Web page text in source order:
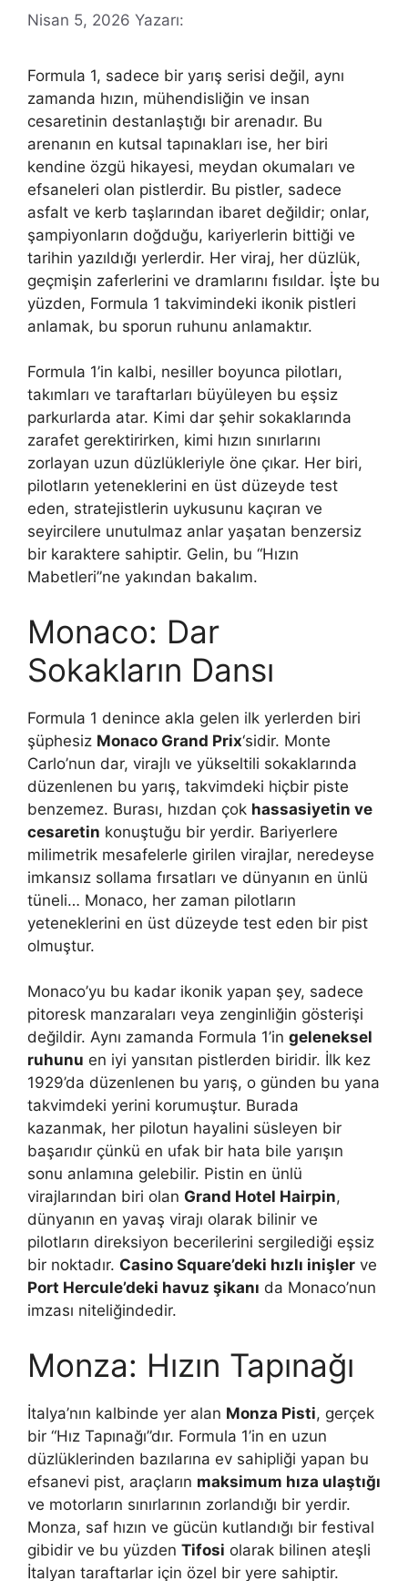
Nisan 5, 2026 Yazarı:
Formula 1, sadece bir yarış serisi değil, aynı
zamanda hızın, mühendisliğin ve insan
cesaretinin destanlaştığı bir arenadır. Bu
arenanın en kutsal tapınakları ise, her biri
kendine özgü hikayesi, meydan okumaları ve
efsaneleri olan pistlerdir. Bu pistler, sadece
asfalt ve kerb taşlarından ibaret değildir; onlar,
şampiyonların doğduğu, kariyerlerin bittiği ve
tarihin yazıldığı yerlerdir. Her viraj, her düzlük,
geçmişin zaferlerini ve dramlarını fısıldar. İşte bu
yüzden, Formula 1 takvimindeki ikonik pistleri
anlamak, bu sporun ruhunu anlamaktır.
Formula 1’in kalbi, nesiller boyunca pilotları,
takımları ve taraftarları büyüleyen bu eşsiz
parkurlarda atar. Kimi dar şehir sokaklarında
zarafet gerektirirken, kimi hızın sınırlarını
zorlayan uzun düzlükleriyle öne çıkar. Her biri,
pilotların yeteneklerini en üst düzeyde test
eden, stratejistlerin uykusunu kaçıran ve
seyircilere unutulmaz anlar yaşatan benzersiz
bir karaktere sahiptir. Gelin, bu “Hızın
Mabetleri”ne yakından bakalım.
Monaco: Dar
Sokakların Dansı
Formula 1 denince akla gelen ilk yerlerden biri
şüphesiz Monaco Grand Prix‘sidir. Monte
Carlo’nun dar, virajlı ve yükseltili sokaklarında
düzenlenen bu yarış, takvimdeki hiçbir piste
benzemez. Burası, hızdan çok hassasiyetin ve
cesaretin konuştuğu bir yerdir. Bariyerlere
milimetrik mesafelerle girilen virajlar, neredeyse
imkansız sollama fırsatları ve dünyanın en ünlü
tüneli… Monaco, her zaman pilotların
yeteneklerini en üst düzeyde test eden bir pist
olmuştur.
Monaco’yu bu kadar ikonik yapan şey, sadece
pitoresk manzaraları veya zenginliğin gösterişi
değildir. Aynı zamanda Formula 1’in geleneksel
ruhunu en iyi yansıtan pistlerden biridir. İlk kez
1929’da düzenlenen bu yarış, o günden bu yana
takvimdeki yerini korumuştur. Burada
kazanmak, her pilotun hayalini süsleyen bir
başarıdır çünkü en ufak bir hata bile yarışın
sonu anlamına gelebilir. Pistin en ünlü
virajlarından biri olan Grand Hotel Hairpin,
dünyanın en yavaş virajı olarak bilinir ve
pilotların direksiyon becerilerini sergilediği eşsiz
bir noktadır. Casino Square’deki hızlı inişler ve
Port Hercule’deki havuz şikanı da Monaco’nun
imzası niteliğindedir.
Monza: Hızın Tapınağı
İtalya’nın kalbinde yer alan Monza Pisti, gerçek
bir “Hız Tapınağı”dır. Formula 1’in en uzun
düzlüklerinden bazılarına ev sahipliği yapan bu
efsanevi pist, araçların maksimum hıza ulaştığı
ve motorların sınırlarının zorlandığı bir yerdir.
Monza, saf hızın ve gücün kutlandığı bir festival
gibidir ve bu yüzden Tifosi olarak bilinen ateşli
İtalyan taraftarlar için özel bir yere sahiptir.